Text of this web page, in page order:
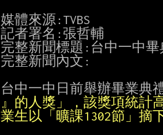
媒體來源:TVBS
記者署名:張哲輔
完整新聞標題:台中一中畢
完整新聞內文:
台中一中日前舉辦畢業典
業生以「曠課1302節」摘